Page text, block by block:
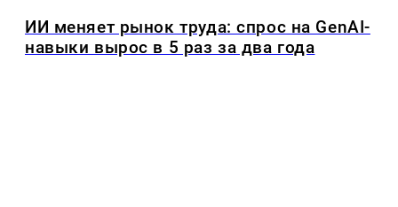
ИИ меняет рынок труда: спрос на GenAI-
навыки вырос в 5 раз за два года